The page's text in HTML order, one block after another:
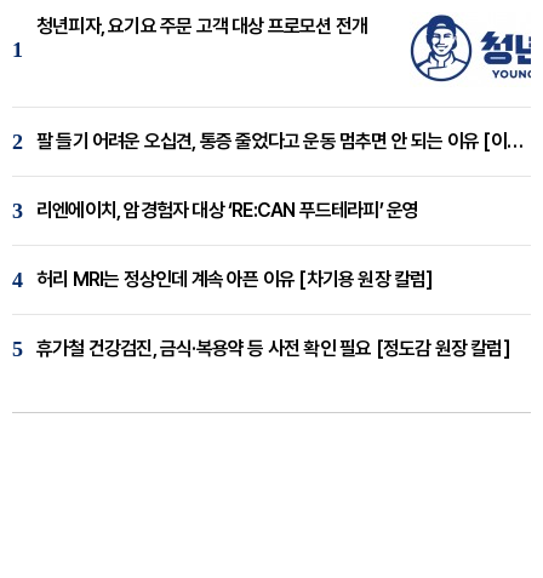
1
청년피자, 요기요 주문 고객 대상 프로모션 전개
2 팔 들기 어려운 오십견, 통증 줄었다고 운동 멈추면 안 되는 이유 [이병욱 원장 칼럼]
3 리엔에이치, 암경험자 대상 ‘RE:CAN 푸드테라피’ 운영
4 허리 MRI는 정상인데 계속 아픈 이유 [차기용 원장 칼럼]
5 휴가철 건강검진, 금식·복용약 등 사전 확인 필요 [정도감 원장 칼럼]